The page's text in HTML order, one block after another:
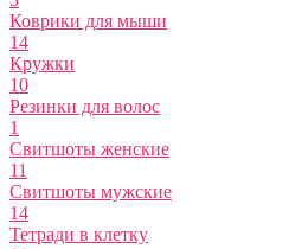
Коврики для мыши
14
Кружки
10
Резинки для волос
1
Свитшоты женские
11
Свитшоты мужские
14
Тетради в клетку